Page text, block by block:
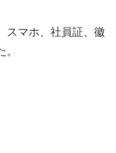
スマホ、社員証、徽